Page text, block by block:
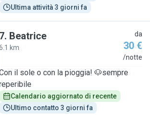
Ultima attività 3 giorni fa
7. Beatrice
km
da
30 €
/notte
il sole o con la pioggia! 🐶sempre
Calendario aggiornato di recente
Ultimo contatto 3 giorni fa